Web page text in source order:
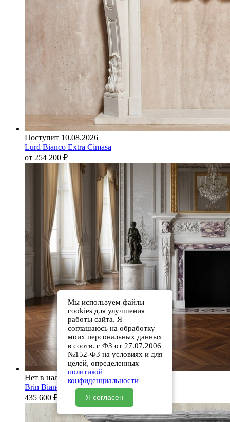
Поступит 10.08.2026
Lurd Bianco Extra Cimasa
от 254 200 ₽
Нет в наличии
Brin Bianco Extra
435 600 ₽
Мы используем файлы
cookies для улучшения
работы сайта. Я
соглашаюсь на обработку
моих персональных данных
в соотв. с ФЗ от 27.07.2006
№152-ФЗ на условиях и для
целей, определенных
политикой
конфиденциальности
Я согласен